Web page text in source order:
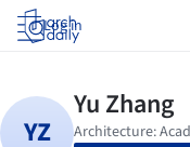
Log in